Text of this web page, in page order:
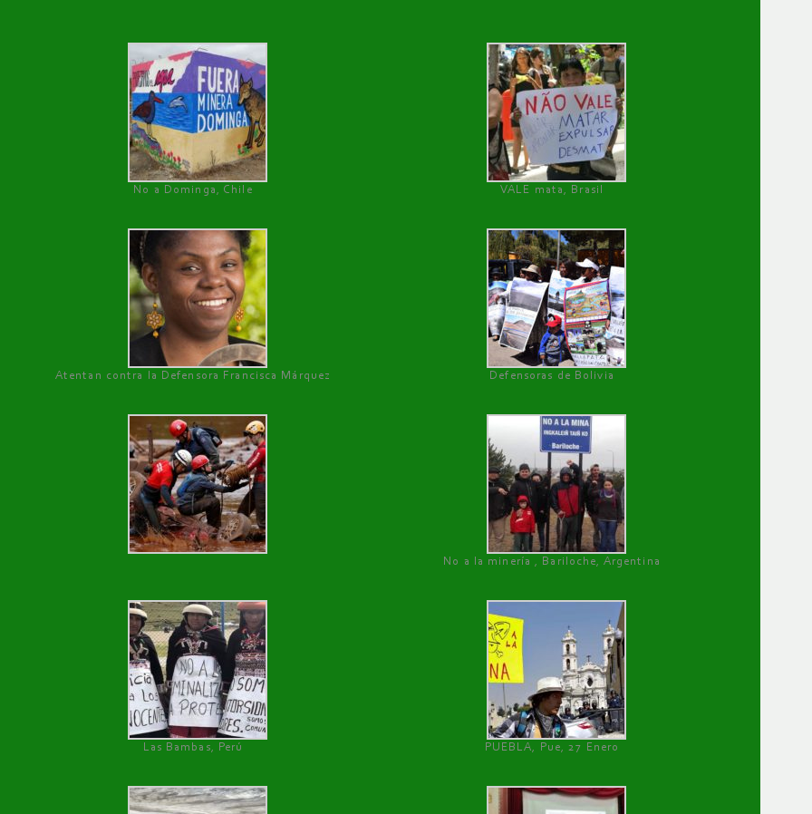
No a Dominga, Chile
VALE mata, Brasil
Atentan contra la Defensora Francisca Márquez Defensoras de Bolivia
No a la minería , Bariloche, Argentina
Las Bambas, Perú PUEBLA, Pue, 27 Enero